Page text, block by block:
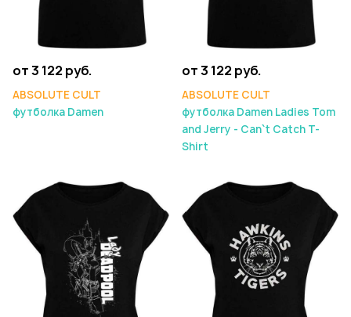
от 3 122 руб.
ABSOLUTE CULT
футболка Damen
от 3 122 руб.
ABSOLUTE CULT
футболка Damen Ladies Tom
and Jerry - Can`t Catch T-
Shirt